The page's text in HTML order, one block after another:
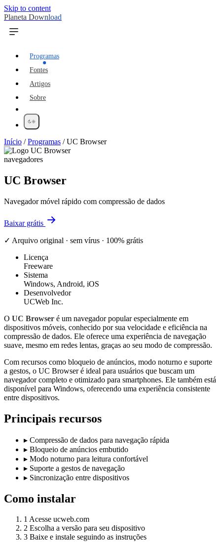
Skip to content
Planeta Download
Programas
Fontes
Artigos
Sobre
Início /Programas /UC Browser
navegadores
UC Browser
Navegador móvel rápido com compressão de dados
Baixar grátis
✓ Arquivo original · sem vírus · 100% grátis
Licença
Freeware
Sistema
Windows, Android, iOS
Desenvolvedor
UCWeb Inc.
O UC Browser é um navegador popular especialmente em
dispositivos móveis, conhecido por sua velocidade e eficiência na
compressão de dados. Ele oferece uma experiência de navegação
suave, mesmo em redes lentas, graças ao seu modo de compressão.
Com recursos como bloqueio de anúncios, modo noturno e suporte
a gestos, o UC Browser é ideal para usuários que buscam um
navegador completo e otimizado para smartphones. Ele também está
disponível para Windows, oferecendo uma experiência consistente
entre dispositivos.
Principais recursos
▸ Compressão de dados para navegação rápida
▸ Bloqueio de anúncios embutido
▸ Modo noturno para leitura confortável
▸ Suporte a gestos de navegação
▸ Sincronização entre dispositivos
Como instalar
1 Acesse ucweb.com
2 Escolha a versão para seu dispositivo
3 Baixe e instale seguindo as instruções